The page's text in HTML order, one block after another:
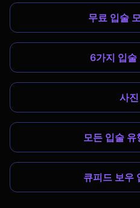
무료 입술
6가지 입술
사
모든 입술 유
큐피드 보우